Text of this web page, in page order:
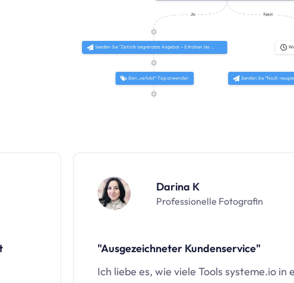
Darina K
Professionelle Fotografin
"Ausgezeichneter Kundenservice"
Ich liebe es, wie viele Tools systeme.io in